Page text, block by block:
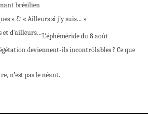
brésilien
» & « Ailleurs si j’y suis… »
et d’ailleurs…L’éphéméride du 8 août
deviennent-ils incontrôlables ? Ce que
n’est pas le néant.